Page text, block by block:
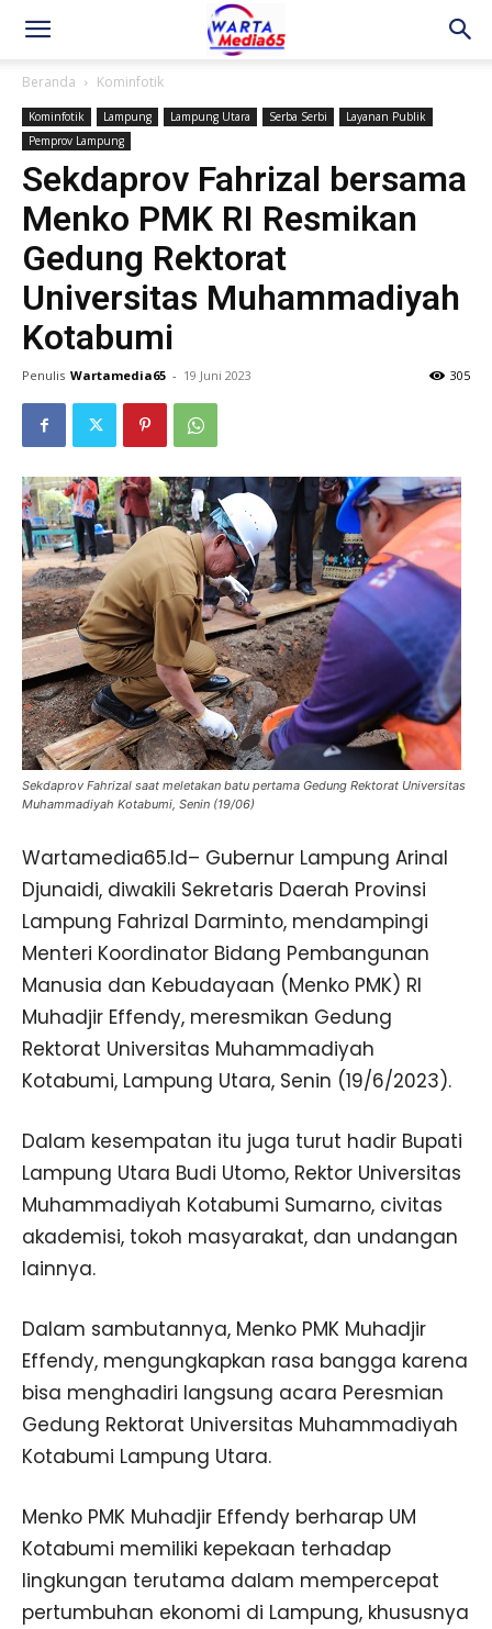
Beranda Kominfotik
Kominfotik Lampung Lampung Utara Serba Serbi
Layanan Publik
Pemprov Lampung
Sekdaprov Fahrizal bersama
Menko PMK RI Resmikan
Gedung Rektorat
Universitas Muhammadiyah
Kotabumi
Penulis Wartamedia65 - 19 Juni 2023 305
Sekdaprov Fahrizal saat meletakan batu pertama Gedung Rektorat Universitas
Muhammadiyah Kotabumi, Senin (19/06)
Wartamedia65.Id– Gubernur Lampung Arinal
Djunaidi, diwakili Sekretaris Daerah Provinsi
Lampung Fahrizal Darminto, mendampingi
Menteri Koordinator Bidang Pembangunan
Manusia dan Kebudayaan (Menko PMK) RI
Muhadjir Effendy, meresmikan Gedung
Rektorat Universitas Muhammadiyah
Kotabumi, Lampung Utara, Senin (19/6/2023).
Dalam kesempatan itu juga turut hadir Bupati
Lampung Utara Budi Utomo, Rektor Universitas
Muhammadiyah Kotabumi Sumarno, civitas
akademisi, tokoh masyarakat, dan undangan
lainnya.
Dalam sambutannya, Menko PMK Muhadjir
Effendy, mengungkapkan rasa bangga karena
bisa menghadiri langsung acara Peresmian
Gedung Rektorat Universitas Muhammadiyah
Kotabumi Lampung Utara.
Menko PMK Muhadjir Effendy berharap UM
Kotabumi memiliki kepekaan terhadap
lingkungan terutama dalam mempercepat
pertumbuhan ekonomi di Lampung, khususnya